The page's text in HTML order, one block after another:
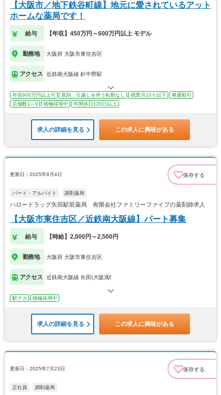
【大阪市／地下鉄谷町線】地元に愛されているアット
ホームな薬局です！
給与 【年収】450万円～600万円以上 モデル
勤務地 大阪府 大阪市東住吉区
アクセス 近鉄南大阪線 針中野駅
年収600万円以上可 原則、引越しを伴う転勤なし 残業月10ｈ以下
車通勤可
店舗数1～9
積極採用中 年間休日120日以上
求人の詳細を見る この求人に興味がある
更新日：2025年9月4日 保存する
パート・アルバイト 調剤薬局
ハロードラッグ矢田駅前薬局 有限会社ファミリーファイブの薬剤師求人
【大阪市東住吉区／近鉄南大阪線】パート募集
給与 【時給】2,000円～2,500円
勤務地 大阪府 大阪市東住吉区
アクセス 近鉄南大阪線 矢田(大阪)駅
駅チカ 積極採用中
求人の詳細を見る この求人に興味がある
更新日：2025年7月23日 保存する
正社員 調剤薬局